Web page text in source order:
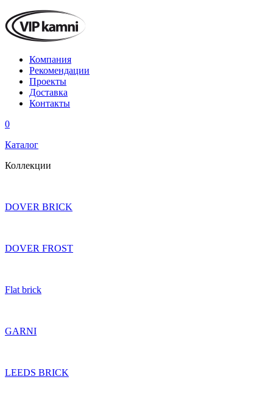
Компания
Рекомендации
Проекты
Доставка
Контакты
0
Каталог
Коллекции
DOVER BRICK
DOVER FROST
Flat brick
GARNI
LEEDS BRICK